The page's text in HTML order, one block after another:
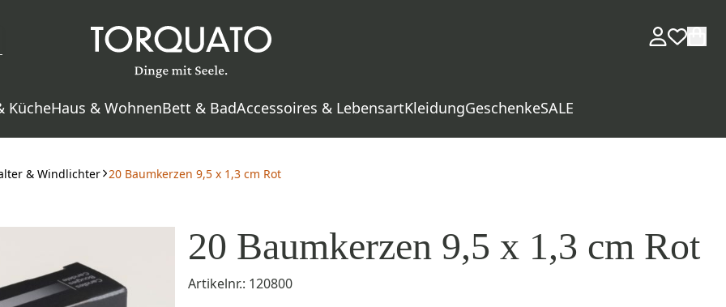
KücheHaus & WohnenBett & BadAccessoires & LebensartKleidungGeschenkeSALE
& Windlichter 20 Baumkerzen 9,5 x 1,3 cm Rot
20 Baumkerzen 9,5 x 1,3 cm Rot
Artikelnr.: 120800